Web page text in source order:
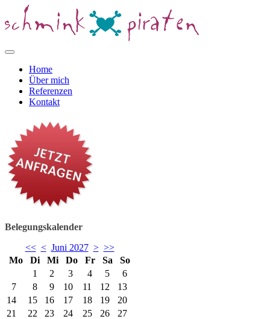
Home
Über mich
Referenzen
Kontakt
Belegungskalender
<< < Juni 2027 > >>
Mo
Di Mi Do Fr Sa
So
1
2 3 4 5
6
7
8 9 10 11 12
13
14
15 16 17 18 19
20
21
22 23 24 25 26
27